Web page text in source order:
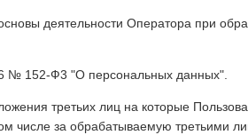
деятельности Оператора при
№ 152-Ф3 "О персональных данных".
третьих лиц на которые
числе за обрабатываемую третьими